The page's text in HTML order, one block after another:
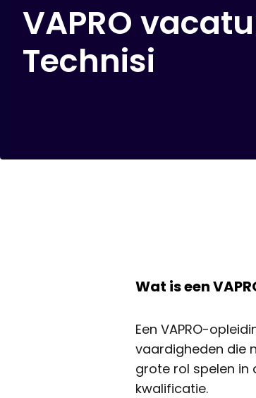
VAPRO
Technisi
Wat is een
Een VAPRO-
vaardigheden die
grote rol spelen in
kwalificatie.